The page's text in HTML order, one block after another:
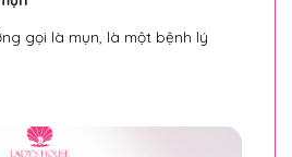
gọi là mụn, là một bệnh lý